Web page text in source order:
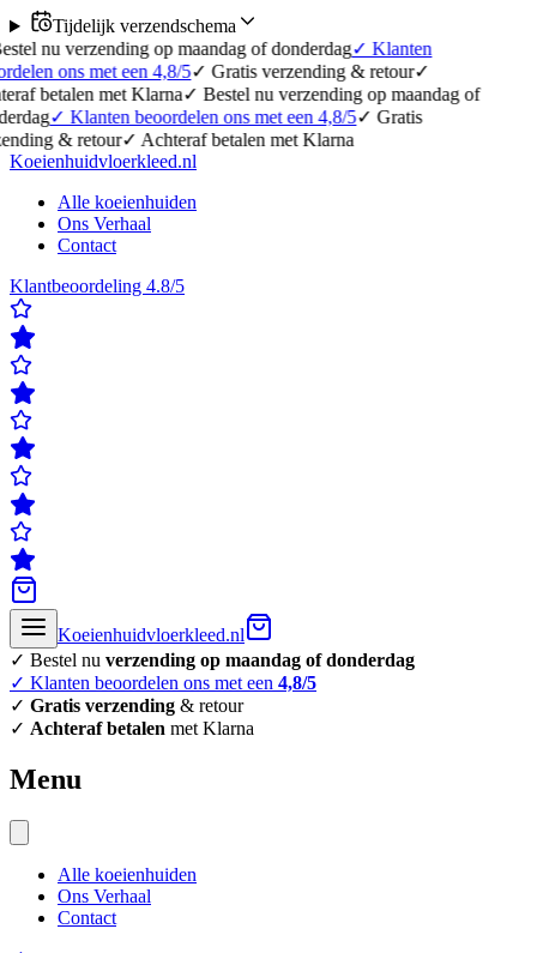
Tijdelijk verzendschema
op maandag of donderdag✓Klanten
een 4,8/5✓Gratis verzending & retour✓
met Klarna ✓Bestel nu verzending op maandag of
beoordelen ons met een 4,8/5✓Gratis
✓ Achteraf betalen met Klarna
Koeienhuidvloerkleed.nl
Alle koeienhuiden
Ons Verhaal
Contact
Klantbeoordeling 4.8/5
Koeienhuidvloerkleed.nl
✓ Bestel nu verzending op maandag of donderdag
✓ Klanten beoordelen ons met een 4,8/5
✓ Gratis verzending & retour
✓ Achteraf betalen met Klarna
Menu
Alle koeienhuiden
Ons Verhaal
Contact